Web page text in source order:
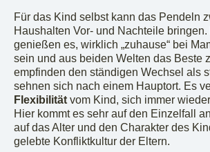
Für das Kind selbst kann das Pendeln
Haushalten Vor- und Nachteile
genießen es, wirklich „zuhause“ bei
sein und aus beiden Welten das Beste
empfinden den ständigen Wechsel als
sehnen sich nach einem Hauptort. Es
Flexibilität vom Kind, sich immer
Hier kommt es sehr auf den Einzelfall
auf das Alter und den Charakter des
gelebte Konfliktkultur der Eltern.